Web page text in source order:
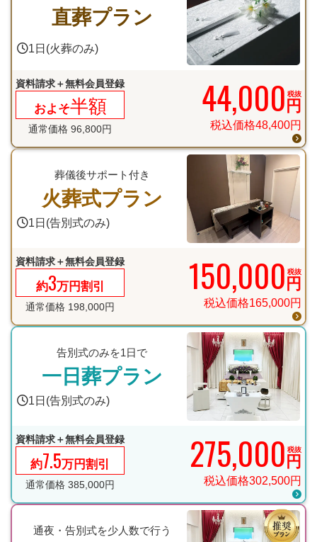
葬儀後サポート付き
火葬式プラン
1日(告別式のみ)
資料請求＋無料会員登録
約3万円割引
通常価格 198,000円
150,000 円
税抜
税込価格165,000円
告別式のみを1日で
一日葬プラン
1日(告別式のみ)
資料請求＋無料会員登録
約7.5万円割引
通常価格 385,000円
275,000 円
税抜
税込価格302,500円
通夜・告別式を少人数で行う
直葬プラン
1日(火葬のみ)
資料請求＋無料会員登録
およそ半額
通常価格 96,800円
44,000 円
税抜
税込価格48,400円